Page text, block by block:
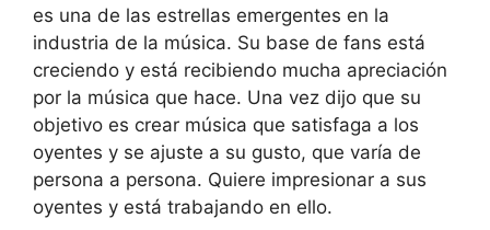
es una de las estrellas emergentes en la
industria de la música. Su base de fans está
creciendo y está recibiendo mucha apreciación
por la música que hace. Una vez dijo que su
objetivo es crear música que satisfaga a los
oyentes y se ajuste a su gusto, que varía de
persona a persona. Quiere impresionar a sus
oyentes y está trabajando en ello.